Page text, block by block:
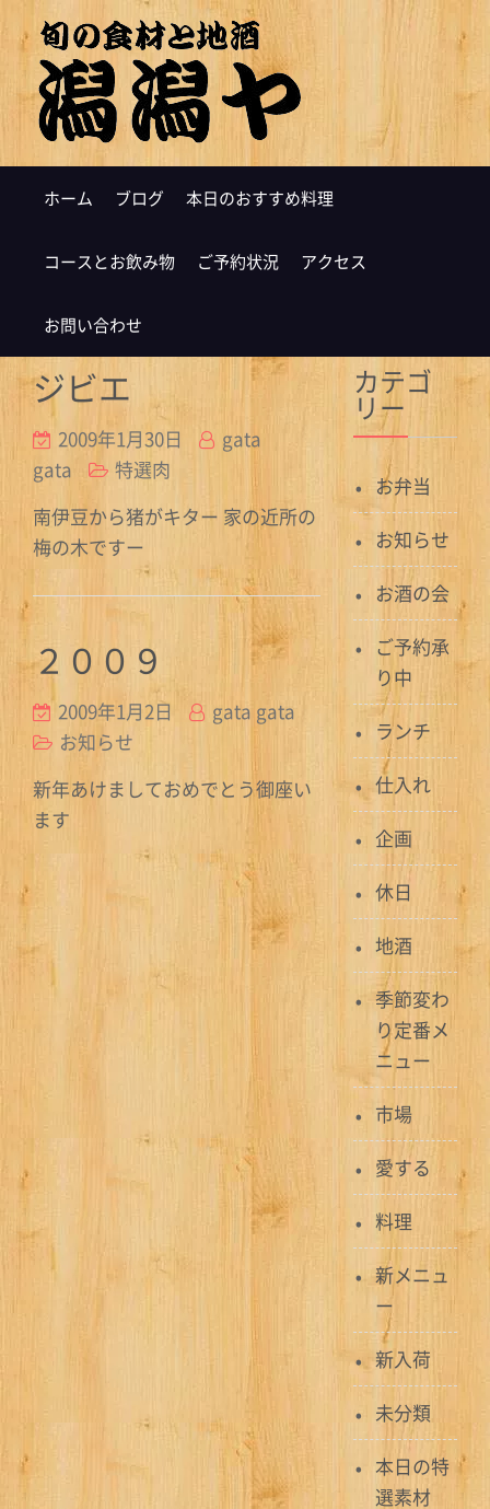
ホーム ブログ 本日のおすすめ料理
コースとお飲み物 ご予約状況 アクセス
お問い合わせ
ジビエ
2009年1月30日
gata
gata
特選肉
南伊豆から猪がキター 家の近所の
梅の木ですー
２００９
2009年1月2日
gata gata
お知らせ
新年あけましておめでとう御座い
ます
カテゴ
リー
お弁当
お知らせ
お酒の会
ご予約承
り中
ランチ
仕入れ
企画
休日
地酒
季節変わ
り定番メ
ニュー
市場
愛する
料理
新メニュ
ー
新入荷
未分類
本日の特
選素材